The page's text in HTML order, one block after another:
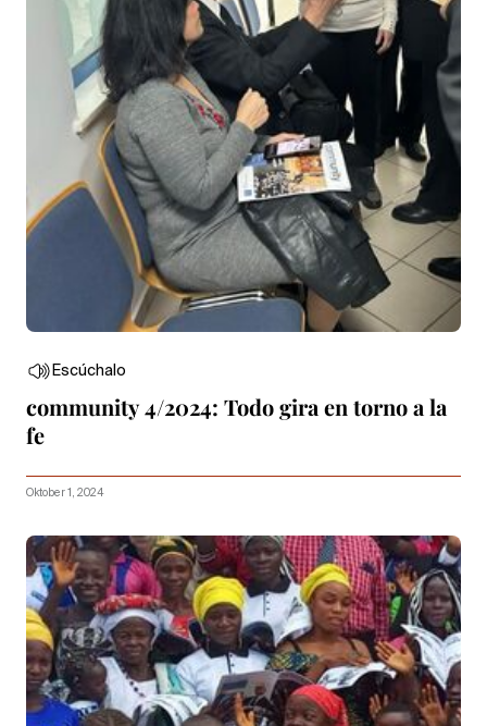
Escúchalo
community 4/2024: Todo gira en torno a la
fe
Oktober 1, 2024